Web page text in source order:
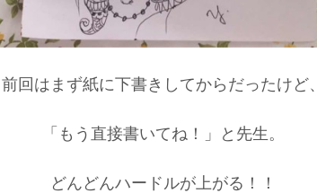
前回はまず紙に下書きしてからだったけど、
「もう直接書いてね！」と先生。
どんどんハードルが上がる！！